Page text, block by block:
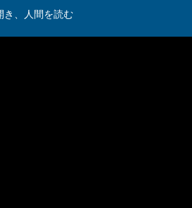
き、人間を読む